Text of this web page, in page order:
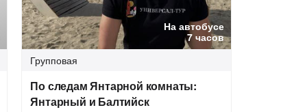
На автобусе
7 часов
Групповая
По следам Янтарной комнаты:
Янтарный и Балтийск